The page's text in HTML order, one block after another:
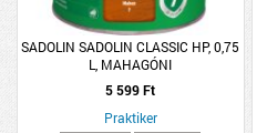
SADOLIN SADOLIN CLASSIC HP, 0,75
L, MAHAGÓNI
5 599 Ft
Praktiker